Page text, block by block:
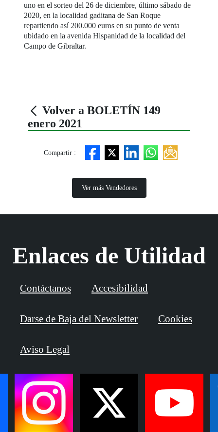
uno en el sorteo del 26 de diciembre, último sábado de
2020, en la localidad gaditana de San Roque
repartiendo así 200.000 euros en su punto de venta
ubidado en la avenida Hispanidad de la localidad del
Campo de Gibraltar.
Volver a BOLETÍN 149
enero 2021
Compartir :
Ver más Vendedores
Enlaces de Utilidad
Contáctanos Accesibilidad
Darse de Baja del Newsletter Cookies
Aviso Legal